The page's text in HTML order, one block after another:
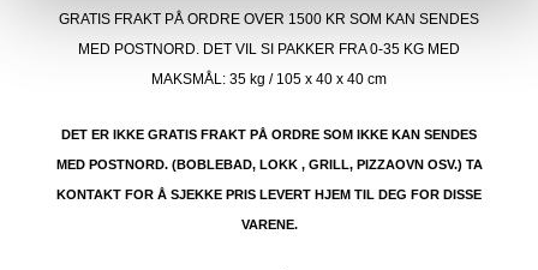
GRATIS FRAKT PÅ ORDRE OVER 1500 KR SOM KAN SENDES
MED POSTNORD. DET VIL SI PAKKER FRA 0-35 KG MED
MAKSMÅL: 35 kg / 105 x 40 x 40 cm
DET ER IKKE GRATIS FRAKT PÅ ORDRE SOM IKKE KAN SENDES
MED POSTNORD. (BOBLEBAD, LOKK , GRILL, PIZZAOVN OSV.) TA
KONTAKT FOR Å SJEKKE PRIS LEVERT HJEM TIL DEG FOR DISSE
VARENE.